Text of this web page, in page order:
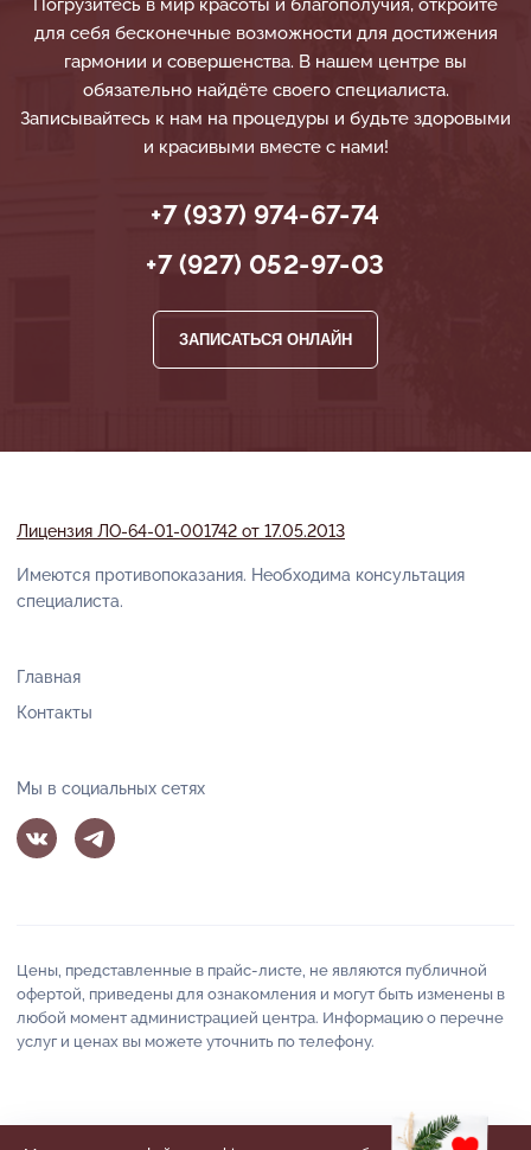
для себя бесконечные возможности для достижения
гармонии и совершенства. В нашем центре вы
обязательно найдёте своего специалиста.
Записывайтесь к нам на процедуры и будьте здоровыми
и красивыми вместе с нами!
+7 (937) 974-67-74
+7 (927) 052-97-03
ЗАПИСАТЬСЯ ОНЛАЙН
Лицензия ЛО-64-01-001742 от 17.05.2013
Имеются противопоказания. Необходима консультация
специалиста.
Главная
Контакты
Мы в социальных сетях
Цены, представленные в прайс-листе, не являются публичной
офертой, приведены для ознакомления и могут быть изменены в
любой момент администрацией центра. Информацию о перечне
услуг и ценах вы можете уточнить по телефону.
«Венера» - центр красоты и здоровья Балаково © 2013 -2026